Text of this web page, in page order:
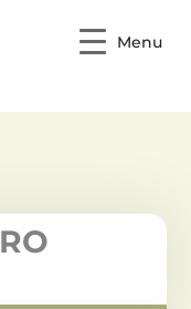
Menu